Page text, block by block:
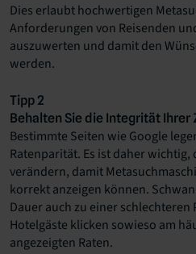
Dies erlaubt hochwertigen
Anforderungen von Reisenden
auszuwerten und damit den
werden.
Tipp 2
Behalten Sie die Integrität
Bestimmte Seiten wie Google
Ratenparität. Es ist daher wichtig,
verändern, damit
korrekt anzeigen können.
Dauer auch zu einer schlechteren
Hotelgäste klicken sowieso am
angezeigten Raten.